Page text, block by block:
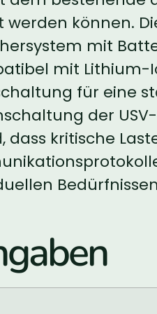
können.
mit
mit Lithium-
für eine
der
kritische